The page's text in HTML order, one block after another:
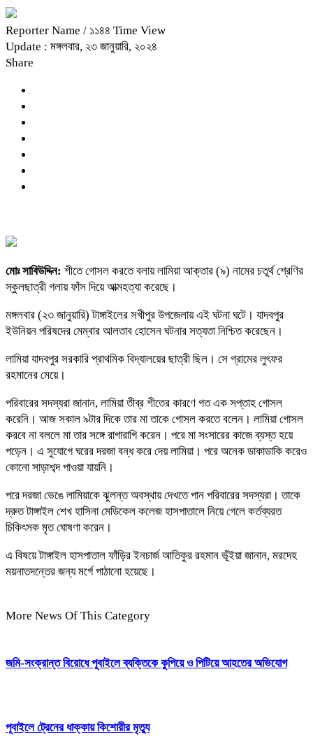
Reporter Name / ১১৪৪ Time View
Update : মঙ্গলবার, ২৩ জানুয়ারি, ২০২৪
Share
মোঃ সাবিউদ্দিন: শীতে গোসল করতে বলায় লামিয়া আক্তার (৯) নামের চতুর্থ শ্রেণির
স্কুলছাত্রী গলায় ফাঁস দিয়ে আত্মহত্যা করেছে।
মঙ্গলবার (২৩ জানুয়ারি) টাঙ্গাইলের সখীপুর উপজেলায় এই ঘটনা ঘটে। যাদবপুর
ইউনিয়ন পরিষদের মেম্বার আলতাব হোসেন ঘটনার সত্যতা নিশ্চিত করেছেন।
লামিয়া যাদবপুর সরকারি প্রাথমিক বিদ্যালয়ের ছাত্রী ছিল। সে গ্রামের লুৎফর
রহমানের মেয়ে।
পরিবারের সদস্যরা জানান, লামিয়া তীব্র শীতের কারণে গত এক সপ্তাহ গোসল
করেনি। আজ সকাল ৯টার দিকে তার মা তাকে গোসল করতে বলেন। লামিয়া গোসল
করবে না বললে মা তার সঙ্গে রাগারাগি করেন। পরে মা সংসারের কাজে ব্যস্ত হয়ে
পড়েন। এ সুযোগে ঘরের দরজা বন্ধ করে দেয় লামিয়া। পরে অনেক ডাকাডাকি করেও
কোনো সাড়াশব্দ পাওয়া যায়নি।
পরে দরজা ভেঙে লামিয়াকে ঝুলন্ত অবস্থায় দেখতে পান পরিবারের সদস্যরা। তাকে
দ্রুত টাঙ্গাইল শেখ হাসিনা মেডিকেল কলেজ হাসপাতালে নিয়ে গেলে কর্তব্যরত
চিকিৎসক মৃত ঘোষণা করেন।
এ বিষয়ে টাঙ্গাইল হাসপাতাল ফাঁড়ির ইনচার্জ আতিকুর রহমান ভূঁইয়া জানান, মরদেহ
ময়নাতদন্তের জন্য মর্গে পাঠানো হয়েছে।
More News Of This Category
জমি-সংক্রান্ত বিরোধে পূবাইলে ব্যক্তিকে কুপিয়ে ও পিটিয়ে আহতের অভিযোগ
পূবাইলে ট্রেনের ধাক্কায় কিশোরীর মৃত্যু